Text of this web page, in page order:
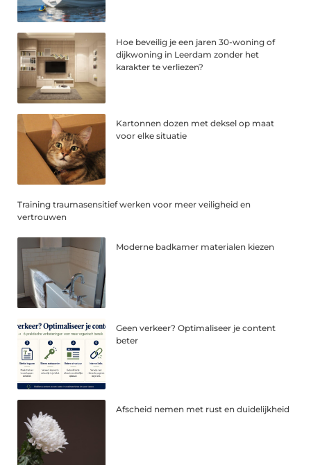
Hoe beveilig je een jaren 30-woning of
dijkwoning in Leerdam zonder het
karakter te verliezen?
Kartonnen dozen met deksel op maat
voor elke situatie
Training traumasensitief werken voor meer veiligheid en
vertrouwen
Moderne badkamer materialen kiezen
Geen verkeer? Optimaliseer je content
beter
Afscheid nemen met rust en duidelijkheid